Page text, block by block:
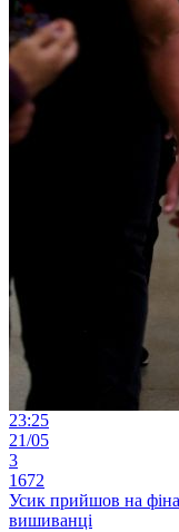
23:25
21/05
3
1672
Усик прийшов на
вишиванці